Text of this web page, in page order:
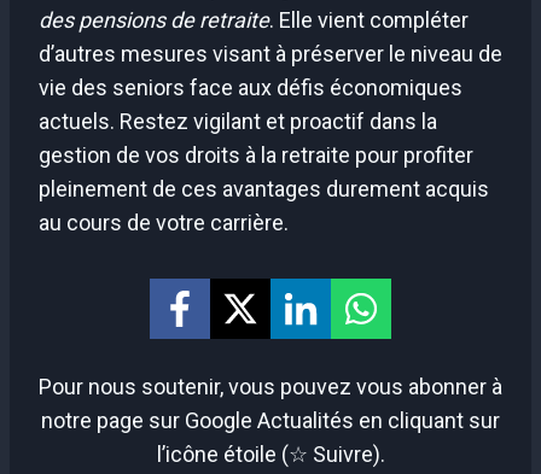
des pensions de retraite. Elle vient compléter
d’autres mesures visant à préserver le niveau de
vie des seniors face aux défis économiques
actuels. Restez vigilant et proactif dans la
gestion de vos droits à la retraite pour profiter
pleinement de ces avantages durement acquis
au cours de votre carrière.
Pour nous soutenir, vous pouvez vous abonner à
notre page sur Google Actualités en cliquant sur
l’icône étoile (☆ Suivre).